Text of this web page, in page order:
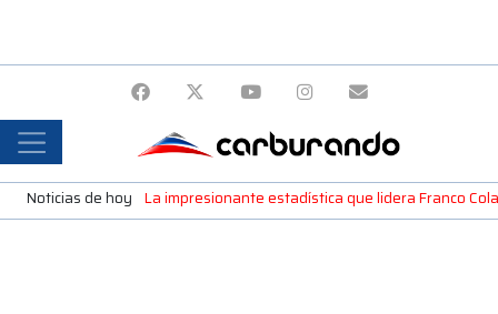
Noticias de hoy La impresionante estadística que lidera Franco